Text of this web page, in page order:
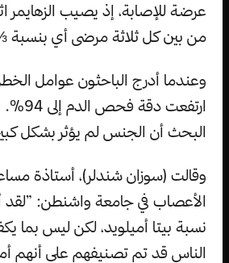
عرضة للإصابة، إذ يصيب الزهايمر
من بين كل ثلاثة مرضى أي بنسبة
وعندما أدرج الباحثون عوامل
ارتفعت
البحث أن الجنس لم يؤثر بشكل
وقالت (سوزان شندلر)، أستاذة
الأعصاب في جامعة واشنطن: ”لقد
نسبة بيتا أميلويد، لكن ليس بما
الناس قد تم تصنيفهم على أنهم